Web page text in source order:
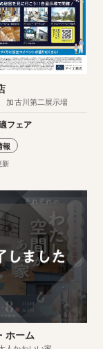
加古川第二展示場
フェア
報
ホーム